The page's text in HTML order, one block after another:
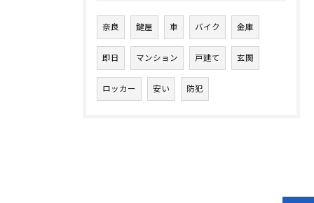
奈良 鍵屋 車 バイク 金庫
即日 マンション 戸建て 玄関
ロッカー 安い 防犯